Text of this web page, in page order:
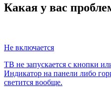
Какая у вас
Не включается
ТВ не запускается с кнопки
Индикатор на панели либо
светится вообще.